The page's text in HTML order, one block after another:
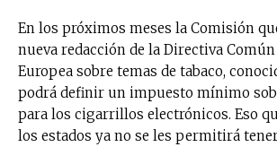
En los próximos meses la Comisión
nueva redacción de la Directiva Común
Europea sobre temas de tabaco,
podrá definir un impuesto mínimo
para los cigarrillos electrónicos. Eso
los estados ya no se les permitirá